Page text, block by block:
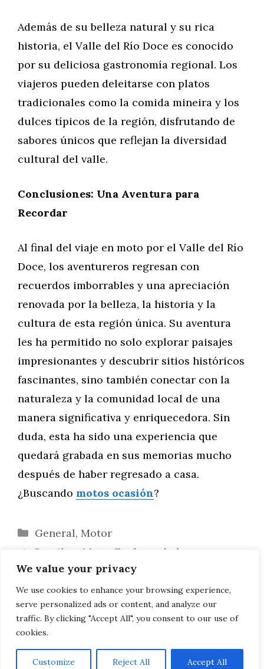
We value your privacy
We use cookies to enhance your browsing experience,
serve personalized ads or content, and analyze our
traffic. By clicking "Accept All", you consent to our use of
cookies.
Customize Reject All Accept All
Además de su belleza natural y su rica
historia, el Valle del Río Doce es conocido
por su deliciosa gastronomía regional. Los
viajeros pueden deleitarse con platos
tradicionales como la comida mineira y los
dulces típicos de la región, disfrutando de
sabores únicos que reflejan la diversidad
cultural del valle.
Conclusiones: Una Aventura para
Recordar
Al final del viaje en moto por el Valle del Río
Doce, los aventureros regresan con
recuerdos imborrables y una apreciación
renovada por la belleza, la historia y la
cultura de esta región única. Su aventura
les ha permitido no solo explorar paisajes
impresionantes y descubrir sitios históricos
fascinantes, sino también conectar con la
naturaleza y la comunidad local de una
manera significativa y enriquecedora. Sin
duda, esta ha sido una experiencia que
quedará grabada en sus memorias mucho
después de haber regresado a casa.
¿Buscando motos ocasión?
Categorías
General, Motor
Brasil en Moto: Explorando las
Maravillas de la Región de los Lagos
Explorando los Lagos del Sur de Brasil
en Moto: Aventuras Lacustres